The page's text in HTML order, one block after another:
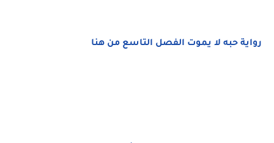
رواية حبه لا يموت الفصل التاسع من هنا